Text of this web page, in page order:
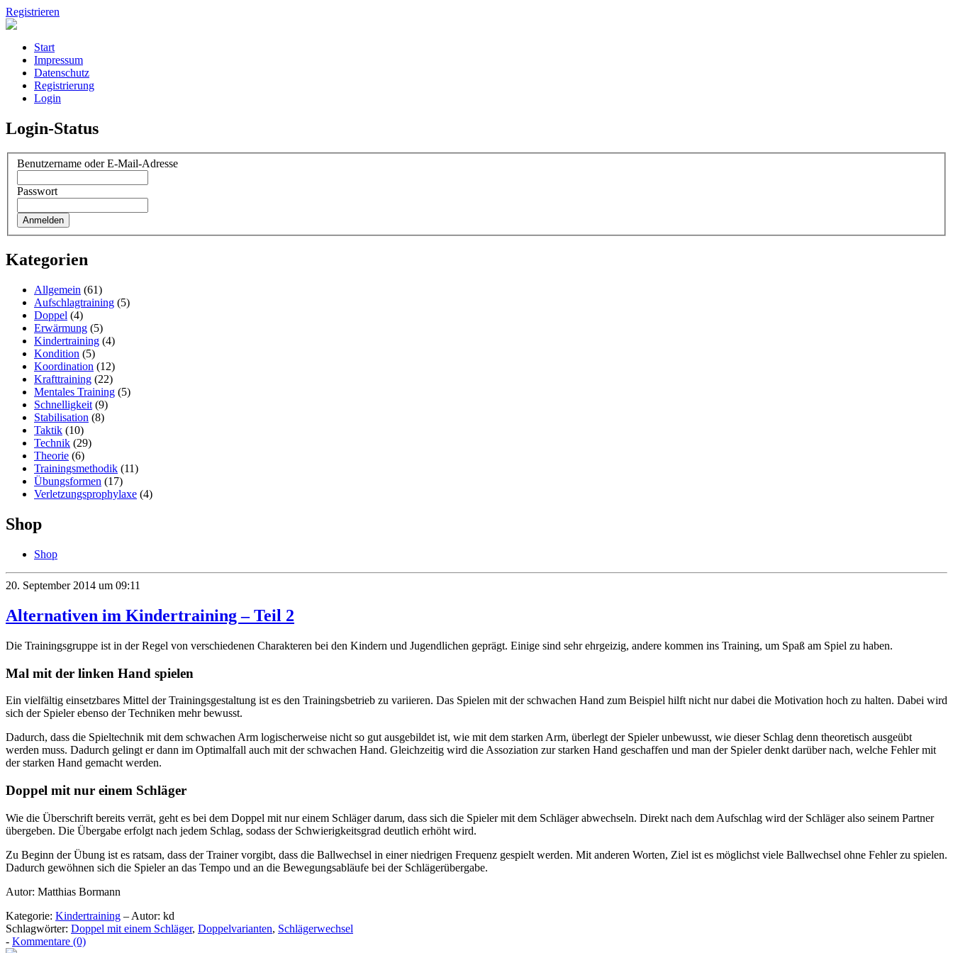
Registrieren
Start
Impressum
Datenschutz
Registrierung
Login
Login-Status
Benutzername oder E-Mail-Adresse
Passwort
Kategorien
Allgemein (61)
Aufschlagtraining (5)
Doppel (4)
Erwärmung (5)
Kindertraining (4)
Kondition (5)
Koordination (12)
Krafttraining (22)
Mentales Training (5)
Schnelligkeit (9)
Stabilisation (8)
Taktik (10)
Technik (29)
Theorie (6)
Trainingsmethodik (11)
Übungsformen (17)
Verletzungsprophylaxe (4)
Shop
Shop
20. September 2014 um 09:11
Alternativen im Kindertraining – Teil 2
Die Trainingsgruppe ist in der Regel von verschiedenen Charakteren bei den Kindern und Jugendlichen geprägt. Einige sind sehr ehrgeizig, andere kommen ins Training, um Spaß am Spiel zu haben.
Mal mit der linken Hand spielen
Ein vielfältig einsetzbares Mittel der Trainingsgestaltung ist es den Trainingsbetrieb zu variieren. Das Spielen mit der schwachen Hand zum Beispiel hilft nicht nur dabei die Motivation hoch zu halten. Dabei wird
sich der Spieler ebenso der Techniken mehr bewusst.
Dadurch, dass die Spieltechnik mit dem schwachen Arm logischerweise nicht so gut ausgebildet ist, wie mit dem starken Arm, überlegt der Spieler unbewusst, wie dieser Schlag denn theoretisch ausgeübt
werden muss. Dadurch gelingt er dann im Optimalfall auch mit der schwachen Hand. Gleichzeitig wird die Assoziation zur starken Hand geschaffen und man der Spieler denkt darüber nach, welche Fehler mit
der starken Hand gemacht werden.
Doppel mit nur einem Schläger
Wie die Überschrift bereits verrät, geht es bei dem Doppel mit nur einem Schläger darum, dass sich die Spieler mit dem Schläger abwechseln. Direkt nach dem Aufschlag wird der Schläger also seinem Partner
übergeben. Die Übergabe erfolgt nach jedem Schlag, sodass der Schwierigkeitsgrad deutlich erhöht wird.
Zu Beginn der Übung ist es ratsam, dass der Trainer vorgibt, dass die Ballwechsel in einer niedrigen Frequenz gespielt werden. Mit anderen Worten, Ziel ist es möglichst viele Ballwechsel ohne Fehler zu spielen.
Dadurch gewöhnen sich die Spieler an das Tempo und an die Bewegungsabläufe bei der Schlägerübergabe.
Autor: Matthias Bormann
Kategorie: Kindertraining – Autor: kd
Schlagwörter: Doppel mit einem Schläger, Doppelvarianten, Schlägerwechsel
- Kommentare (0)